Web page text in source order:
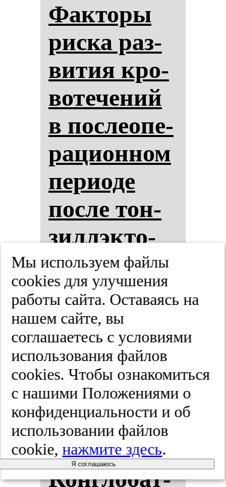
Фак­то­ры
рис­ка раз­
ви­тия кро­
во­те­че­ний
в пос­ле­опе­
ра­ци­он­ном
пе­ри­оде
пос­ле тон­
зил­лэк­то­
мии. Сис­
те­ма­ти­чес­
кий об­зор.
Вес­тник
ото­ри­но­ла­
рин­го­ло­гии.
2025;(5):94-99
Кон­гло­бат­
Мы используем файлы
cооkies для улучшения
работы сайта. Оставаясь на
нашем сайте, вы
соглашаетесь с условиями
использования файлов
cооkies. Чтобы ознакомиться
с нашими Положениями о
конфиденциальности и об
использовании файлов
cookie,нажмите здесь.
Я соглашаюсь